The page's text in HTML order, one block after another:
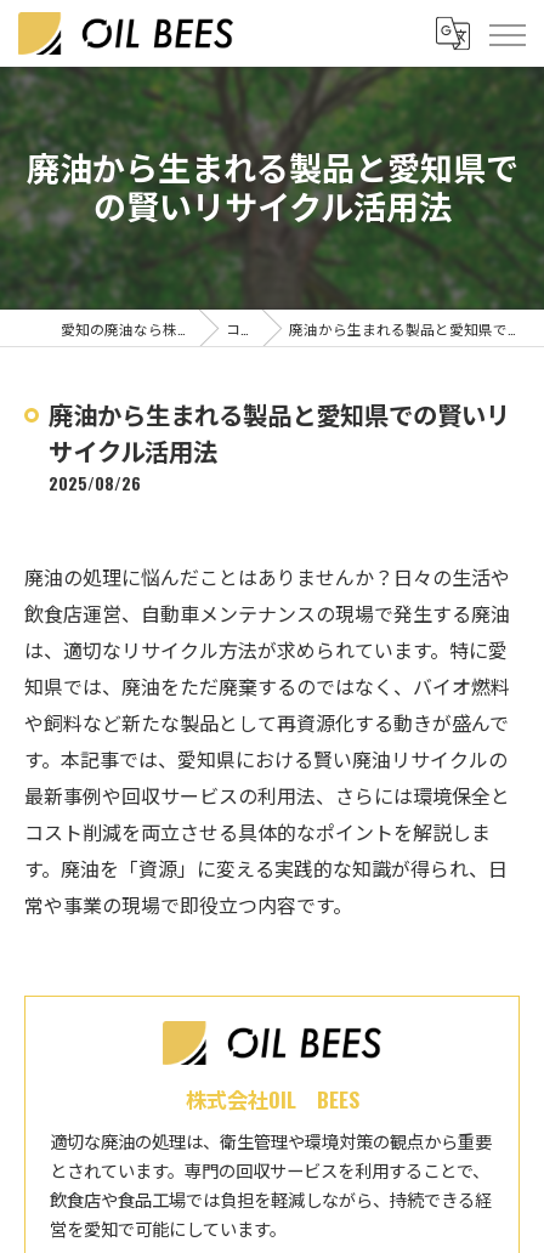
廃油から生まれる製品と愛知県で
の賢いリサイクル活用法
コラム 廃油から生まれる製品と愛知県での賢いリサイクル活用法
廃油から生まれる製品と愛知県での賢いリ
サイクル活用法
2025/08/26
廃油の処理に悩んだことはありませんか？日々の生活や
飲食店運営、自動車メンテナンスの現場で発生する廃油
は、適切なリサイクル方法が求められています。特に愛
知県では、廃油をただ廃棄するのではなく、バイオ燃料
や飼料など新たな製品として再資源化する動きが盛んで
す。本記事では、愛知県における賢い廃油リサイクルの
最新事例や回収サービスの利用法、さらには環境保全と
コスト削減を両立させる具体的なポイントを解説しま
す。廃油を「資源」に変える実践的な知識が得られ、日
常や事業の現場で即役立つ内容です。
株式会社OIL BEES
適切な廃油の処理は、衛生管理や環境対策の観点から重要
とされています。専門の回収サービスを利用することで、
飲食店や食品工場では負担を軽減しながら、持続できる経
営を愛知で可能にしています。